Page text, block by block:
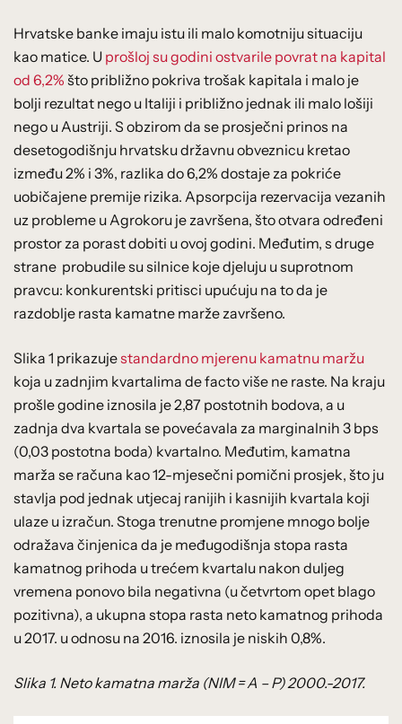
Hrvatske banke imaju istu ili malo komotniju situaciju
kao matice. U prošloj su godini ostvarile povrat na kapital
od 6,2% što približno pokriva trošak kapitala i malo je
bolji rezultat nego u Italiji i približno jednak ili malo lošiji
nego u Austriji. S obzirom da se prosječni prinos na
desetogodišnju hrvatsku državnu obveznicu kretao
između 2% i 3%, razlika do 6,2% dostaje za pokriće
uobičajene premije rizika. Apsorpcija rezervacija vezanih
uz probleme u Agrokoru je završena, što otvara određeni
prostor za porast dobiti u ovoj godini. Međutim, s druge
strane probudile su silnice koje djeluju u suprotnom
pravcu: konkurentski pritisci upućuju na to da je
razdoblje rasta kamatne marže završeno.
Slika 1 prikazujestandardno mjerenu kamatnu maržu
koja u zadnjim kvartalima de facto više ne raste. Na kraju
prošle godine iznosila je 2,87 postotnih bodova, a u
zadnja dva kvartala se povećavala za marginalnih 3 bps
(0,03 postotna boda) kvartalno. Međutim, kamatna
marža se računa kao 12-mjesečni pomični prosjek, što ju
stavlja pod jednak utjecaj ranijih i kasnijih kvartala koji
ulaze u izračun. Stoga trenutne promjene mnogo bolje
odražava činjenica da je međugodišnja stopa rasta
kamatnog prihoda u trećem kvartalu nakon duljeg
vremena ponovo bila negativna (u četvrtom opet blago
pozitivna), a ukupna stopa rasta neto kamatnog prihoda
u 2017. u odnosu na 2016. iznosila je niskih 0,8%.
Slika 1. Neto kamatna marža (NIM = A – P) 2000.-2017.